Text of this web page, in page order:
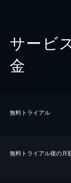
サービ
金
無料トライアル
無料トライアル後の⽉